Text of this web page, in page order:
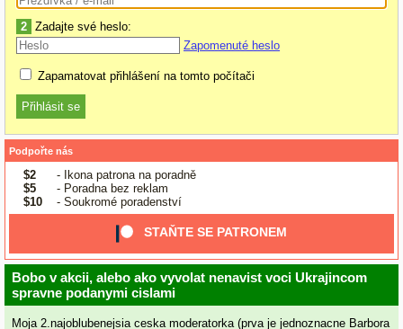
2 Zadajte své heslo:
Zapomenuté heslo
Zapamatovat přihlášení na tomto počítači
Podpořte nás
$2
- Ikona patrona na poradně
$5
- Poradna bez reklam
$10
- Soukromé poradenství
STAŇTE SE PATRONEM
Bobo v akcii, alebo ako vyvolat nenavist voci Ukrajincom
spravne podanymi cislami
Moja 2.najoblubenejsia ceska moderatorka (prva je jednoznacne Barbora